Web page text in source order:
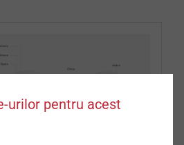
urilor pentru acest